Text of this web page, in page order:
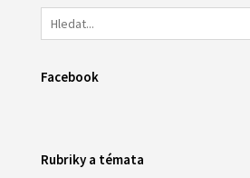
Facebook
Rubriky a témata